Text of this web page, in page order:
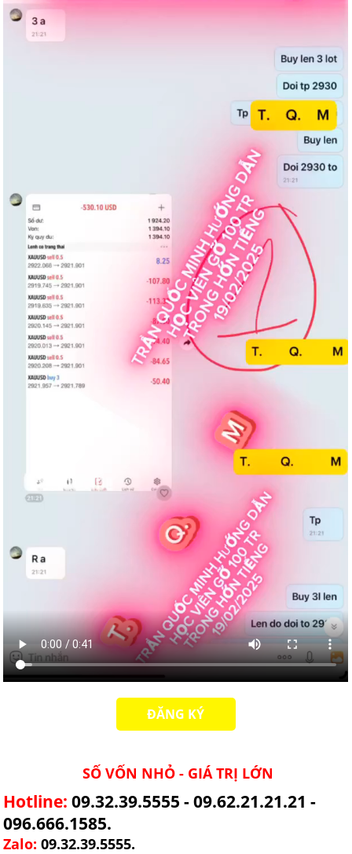
ĐĂNG KÝ
SỐ VỐN NHỎ - GIÁ TRỊ LỚN
Hotline: 09.32.39.5555 - 09.62.21.21.21 -
096.666.1585.
Zalo:09.32.39.5555.